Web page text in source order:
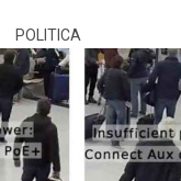
POLITICA